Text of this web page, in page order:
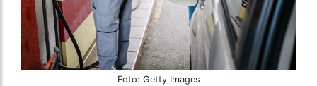
Foto: Getty Images